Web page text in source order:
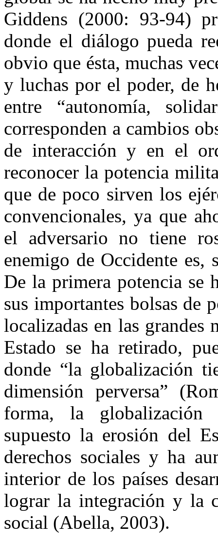
Giddens (2000: 93-94)
donde el diálogo pueda
obvio que ésta, muchas
y luchas por el poder, de
entre “autonomía,
corresponden a cambios
de interacción y en el
reconocer la potencia
que de poco sirven los
convencionales, ya que
el adversario no tiene
enemigo de Occidente
De la primera potencia se
sus importantes bolsas de
localizadas en las grandes
Estado se ha retirado,
donde “la globalización
dimensión perversa”
forma, la globalización
supuesto la erosión del
derechos sociales y ha
interior de los países
lograr la integración y la
social (Abella, 2003).